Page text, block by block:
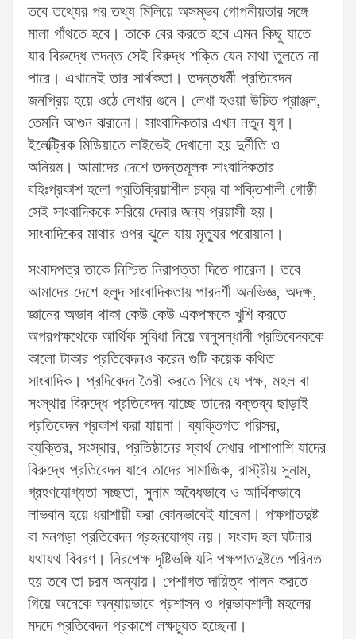
তবে তথ্যের পর তথ্য মিলিয়ে অসম্ভব গোপনীয়তার সঙ্গে
মালা গাঁথতে হবে। তাকে বের করতে হবে এমন কিছু যাতে
যার বিরুদ্ধে তদন্ত সেই বিরুদ্ধ শক্তি যেন মাথা তুলতে না
পারে। এখানেই তার সার্থকতা। তদন্তধর্মী প্রতিবেদন
জনপ্রিয় হয়ে ওঠে লেখার গুনে। লেখা হওয়া উচিত প্রাঞ্জল,
তেমনি আগুন ঝরানো। সাংবাদিকতার এখন নতুন যুগ।
ইলেক্ট্রিক মিডিয়াতে লাইভেই দেখানো হয় দুর্নীতি ও
অনিয়ম। আমাদের দেশে তদন্তমূলক সাংবাদিকতার
বহিঃপ্রকাশ হলো প্রতিক্রিয়াশীল চক্র বা শক্তিশালী গোষ্ঠী
সেই সাংবাদিককে সরিয়ে দেবার জন্য প্রয়াসী হয়।
সাংবাদিকের মাথার ওপর ঝুলে যায় মৃত্যুর পরোয়ানা।
সংবাদপত্র তাকে নিশ্চিত নিরাপত্তা দিতে পারেনা। তবে
আমাদের দেশে হলুদ সাংবাদিকতায় পারদর্শী অনভিজ্ঞ, অদক্ষ,
জ্ঞানের অভাব থাকা কেউ কেউ একপক্ষকে খুশি করতে
অপরপক্ষথেকে আর্থিক সুবিধা নিয়ে অনুসন্ধানী প্রতিবেদককে
কালো টাকার প্রতিবেদনও করেন গুটি কয়েক কথিত
সাংবাদিক। প্রদিবেদন তৈরী করতে গিয়ে যে পক্ষ, মহল বা
সংস্থার বিরুদ্ধে প্রতিবেদন যাচ্ছে তাদের বক্তব্য ছাড়াই
প্রতিবেদন প্রকাশ করা যায়না। ব্যক্তিগত পরিসর,
ব্যক্তির, সংস্থার, প্রতিষ্ঠানের স্বার্থ দেখার পাশাপাশি যাদের
বিরুদ্ধে প্রতিবেদন যাবে তাদের সামাজিক, রাস্ট্রীয় সুনাম,
গ্রহণযোগ্যতা সচ্ছতা, সুনাম অবৈধভাবে ও আর্থিকভাবে
লাভবান হয়ে ধরাশায়ী করা কোনভাবেই যাবেনা। পক্ষপাতদুষ্ট
বা মনগড়া প্রতিবেদন গ্রহনযোগ্য নয়। সংবাদ হল ঘটনার
যথাযথ বিবরণ। নিরপেক্ষ দৃষ্টিভঙ্গি যদি পক্ষপাতদুষ্টতে পরিনত
হয় তবে তা চরম অন্যায়। পেশাগত দায়িত্ব পালন করতে
গিয়ে অনেকে অন্যায়ভাবে প্রশাসন ও প্রভাবশালী মহলের
মদদে প্রতিবেদন প্রকাশে লক্ষচ্যুত হচ্ছেনা।